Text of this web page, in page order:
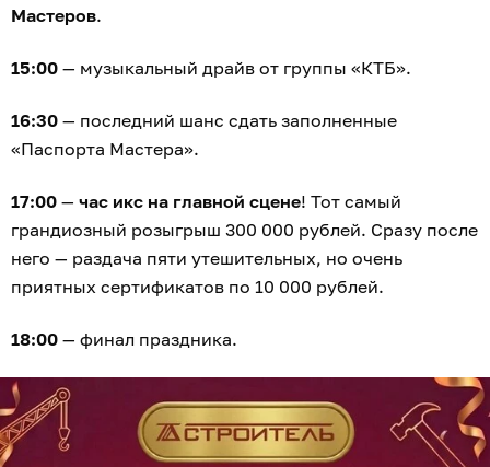
Мастеров.
15:00 — музыкальный драйв от группы «КТБ».
16:30 — последний шанс сдать заполненные
«Паспорта Мастера».
17:00 — час икс на главной сцене! Тот самый
грандиозный розыгрыш 300 000 рублей. Сразу после
него — раздача пяти утешительных, но очень
приятных сертификатов по 10 000 рублей.
18:00 — финал праздника.